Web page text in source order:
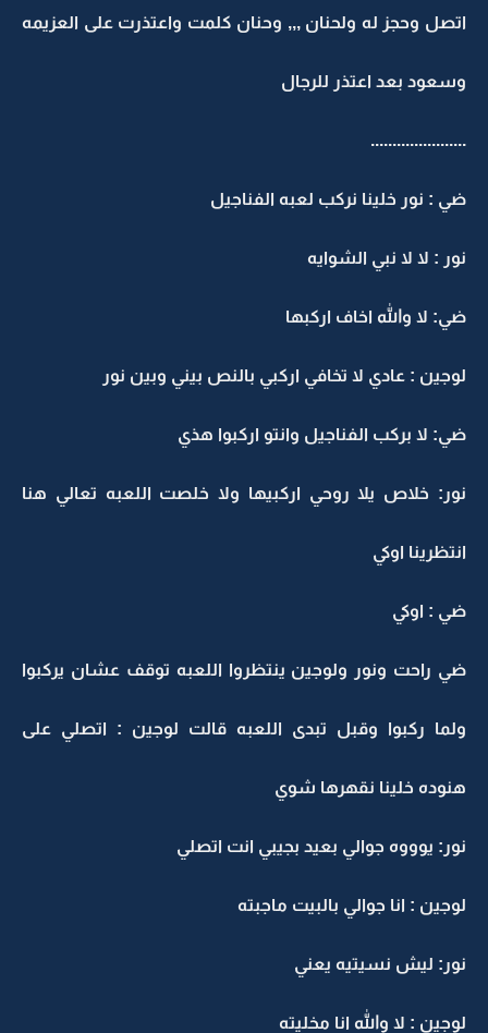
اتصل وحجز له ولحنان ,,, وحنان كلمت واعتذرت على العزيمه
وسعود بعد اعتذر للرجال
......................
ضي : نور خلينا نركب لعبه الفناجيل
نور : لا لا نبي الشوايه
ضي: لا والله اخاف اركبها
لوجين : عادي لا تخافي اركبي بالنص بيني وبين نور
ضي: لا بركب الفناجيل وانتو اركبوا هذي
نور: خلاص يلا روحي اركبيها ولا خلصت اللعبه تعالي هنا
انتظرينا اوكي
ضي : اوكي
ضي راحت ونور ولوجين ينتظروا اللعبه توقف عشان يركبوا
ولما ركبوا وقبل تبدى اللعبه قالت لوجين : اتصلي على
هنوده خلينا نقهرها شوي
نور: يوووه جوالي بعيد بجيبي انت اتصلي
لوجين : انا جوالي بالبيت ماجبته
نور: ليش نسيتيه يعني
لوجين : لا والله انا مخليته